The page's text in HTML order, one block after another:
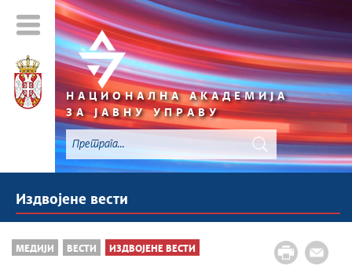
НАЦИОНАЛНА АКАДЕМИЈА
ЗА ЈАВНУ УПРАВУ
Издвојене вести
МЕДИЈИ ВЕСТИ ИЗДВОЈЕНЕ ВЕСТИ